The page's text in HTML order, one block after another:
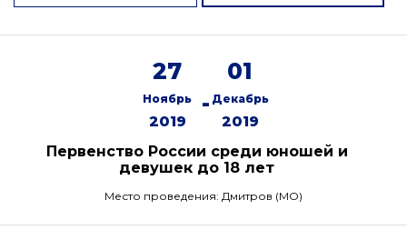
27
Ноябрь
2019
-
01
Декабрь
2019
Первенство России среди юношей и
девушек до 18 лет
Место проведения: Дмитров (МО)